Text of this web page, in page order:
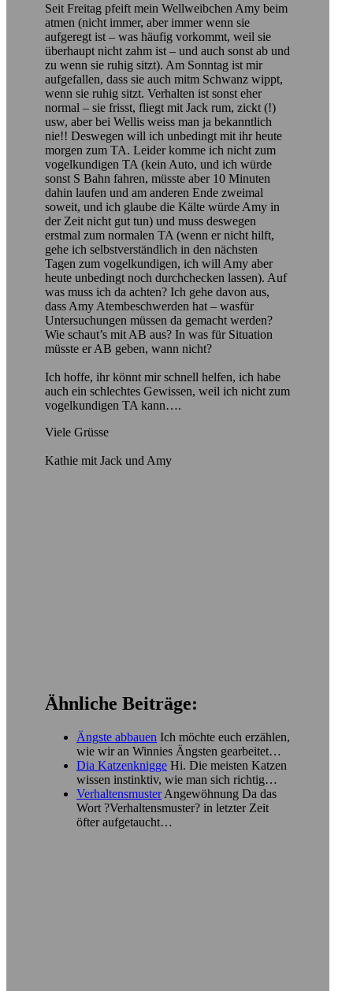
Seit Freitag pfeift mein Wellweibchen Amy beim
atmen (nicht immer, aber immer wenn sie
aufgeregt ist – was häufig vorkommt, weil sie
überhaupt nicht zahm ist – und auch sonst ab und
zu wenn sie ruhig sitzt). Am Sonntag ist mir
aufgefallen, dass sie auch mitm Schwanz wippt,
wenn sie ruhig sitzt. Verhalten ist sonst eher
normal – sie frisst, fliegt mit Jack rum, zickt (!)
usw, aber bei Wellis weiss man ja bekanntlich
nie!! Deswegen will ich unbedingt mit ihr heute
morgen zum TA. Leider komme ich nicht zum
vogelkundigen TA (kein Auto, und ich würde
sonst S Bahn fahren, müsste aber 10 Minuten
dahin laufen und am anderen Ende zweimal
soweit, und ich glaube die Kälte würde Amy in
der Zeit nicht gut tun) und muss deswegen
erstmal zum normalen TA (wenn er nicht hilft,
gehe ich selbstverständlich in den nächsten
Tagen zum vogelkundigen, ich will Amy aber
heute unbedingt noch durchchecken lassen). Auf
was muss ich da achten? Ich gehe davon aus,
dass Amy Atembeschwerden hat – wasfür
Untersuchungen müssen da gemacht werden?
Wie schaut’s mit AB aus? In was für Situation
müsste er AB geben, wann nicht?
Ich hoffe, ihr könnt mir schnell helfen, ich habe
auch ein schlechtes Gewissen, weil ich nicht zum
vogelkundigen TA kann….
Viele Grüsse
Kathie mit Jack und Amy
Ähnliche Beiträge:
Ängste abbauen Ich möchte euch erzählen,
wie wir an Winnies Ängsten gearbeitet…
Dia Katzenknigge Hi. Die meisten Katzen
wissen instinktiv, wie man sich richtig…
VerhaltensmusterAngewöhnung Da das
Wort ?Verhaltensmuster? in letzter Zeit
öfter aufgetaucht…